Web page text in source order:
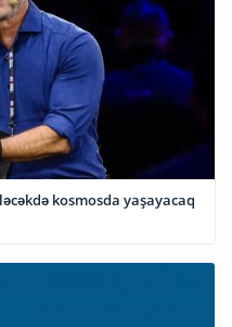
kosmosda yaşayacaq